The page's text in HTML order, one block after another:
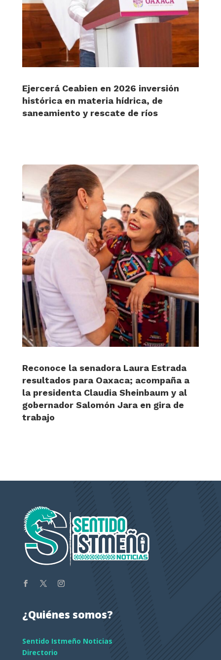
Ejercerá Ceabien en 2026 inversión
histórica en materia hídrica, de
saneamiento y rescate de ríos
Reconoce la senadora Laura Estrada
resultados para Oaxaca; acompaña a
la presidenta Claudia Sheinbaum y al
gobernador Salomón Jara en gira de
trabajo
¿Quiénes somos?
Sentido Istmeño Noticias
Directorio